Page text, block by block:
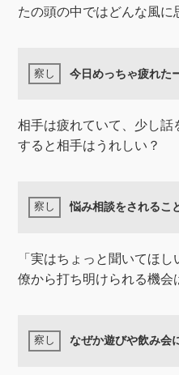
たの頭の中ではどんな風に
今日めっちゃ疲れた
相手は疲れていて、少し
すると相手はうれしい？
悩み相談をされるこ
「実はちょっと聞いてほ
僚から打ち明けられる機会
なぜか遊びや飲み会